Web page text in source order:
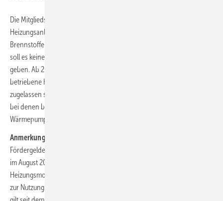
Die Mitgliedstaaten müssen Maßnahmen zur Dekarbonisierung von
Heizungsanlagen und zum allmählichen Ausstieg aus fossilen
Brennstoffen bei der Wärme- und Kälteversorgung ergreifen: Bis 2040
soll es keine mit fossilen Brennstoffen betriebenen Heizkessel mehr
geben. Ab 2025 dürfen eigenständige mit fossilen Brennstoffen
betriebene Heizkessel nicht mehr subventioniert werden. Weiter
zugelassen sind allerdings finanzielle Anreize für hybride Heizanlagen,
bei denen beispielsweise Heizkessel mit Solarthermie-Anlagen oder
Wärmepumpen kombiniert werden.
Anmerkung:
Fördergeldern für Gas- und Öl-Heizungen aus Bundesmitteln schon
im August 2022 weitestgehend beendet. Bei der
Heizungsmodernisierung kann in hybriden Heizanlagen die Technik
zur Nutzung erneuerbarer Energie gefördert werden. In Deutschland